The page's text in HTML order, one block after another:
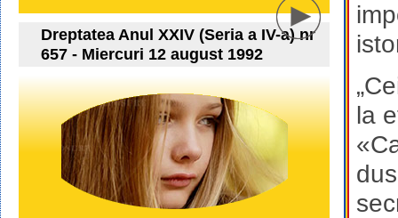
la
Dreptatea Anul XXIV (Seria a IV-a) nr
657 - Miercuri 12 august 1992